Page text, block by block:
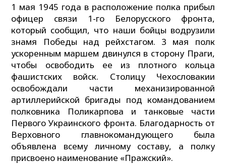
1 мая 1945 года в расположение полка прибыл
офицер связи 1-го Белорусского фронта,
который сообщил, что наши бойцы водрузили
знамя Победы над рейхстагом. 3 мая полк
ускоренным маршем двинулся в сторону Праги,
чтобы освободить ее из плотного кольца
фашистских войск. Столицу Чехословакии
освобождали части механизированной
артиллерийской бригады под командованием
полковника Поликарпова и танковые части
Первого Украинского фронта. Благодарность от
Верховного главнокомандующего была
объявлена всему личному составу, а полку
присвоено наименование «Пражский».